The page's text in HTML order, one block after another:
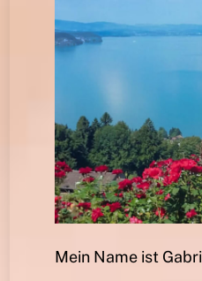
Mein Name ist